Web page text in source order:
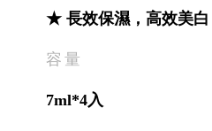
★ 長效保濕，高效美白
容量
7ml*4入